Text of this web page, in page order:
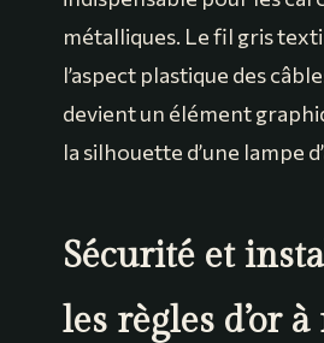
métalliques. Le fil gris
l’aspect plastique des
devient un élément
la silhouette d’une lampe
Sécurité et
les règles d’or